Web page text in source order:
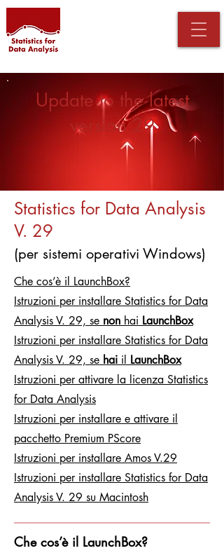
Update to the latest
version 29
Statistics for Data Analysis
V. 29
(per sistemi operativi Windows)
Che cos’è il LaunchBox?
Istruzioni per installare Statistics for Data
Analysis V. 29, se non hai LaunchBox
Istruzioni per installare Statistics for Data
Analysis V. 29, se hai il LaunchBox
Istruzioni per attivare la licenza Statistics
for Data Analysis
Istruzioni per installare e attivare il
pacchetto Premium PScore
Istruzioni per installare Amos V.29
Istruzioni per installare Statistics for Data
Analysis V. 29 su Macintosh
Che cos’è il LaunchBox?